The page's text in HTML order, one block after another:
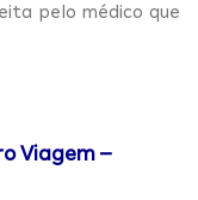
pelo médico que
Viagem –